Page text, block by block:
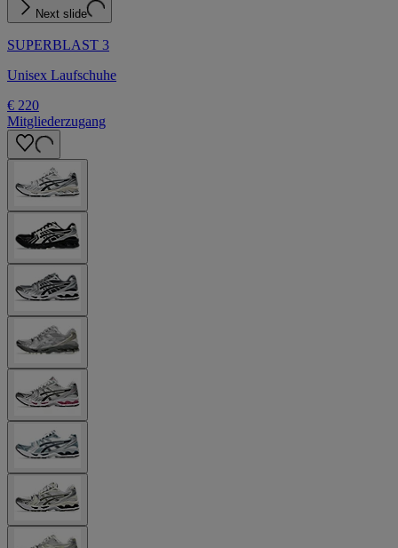
Next slide
SUPERBLAST 3
Unisex Laufschuhe
€ 220
Mitgliederzugang